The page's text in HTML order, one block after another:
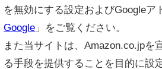
を無効にする設定およびGoogleア
Google 」をご覧ください。
また当サイトは、Amazon.co.jpを
る手段を提供することを目的に設